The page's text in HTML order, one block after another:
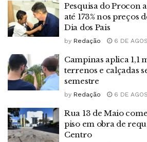
Pesquisa do Procon
até 173% nos preços
Dia dos Pais
by Redação 6 DE
Campinas aplica 1,1
terrenos e calçadas
semestre
by Redação 6 DE
Rua 13 de Maio
piso em obra de
Centro